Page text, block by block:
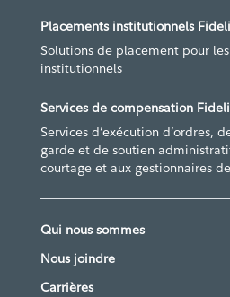
Placements institutionnels
Solutions de placement pour
institutionnels
Services de compensation
Services d’exécution d’ordres,
garde et de soutien
courtage et aux gestionnaires
Qui nous sommes
Nous joindre
Carrières